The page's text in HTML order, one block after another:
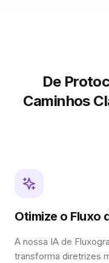
De
Caminhos
Otimize o Fluxo
A nossa IA de
transforma diretrizes